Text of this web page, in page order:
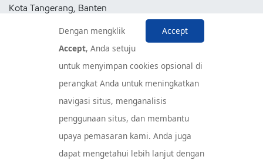
Kota Tangerang, Banten
Pusat Layanan Konsumen
Accept
Dengan mengklik
Accept, Anda setuju
untuk menyimpan cookies opsional di
perangkat Anda untuk meningkatkan
navigasi situs, menganalisis
penggunaan situs, dan membantu
upaya pemasaran kami. Anda juga
dapat mengetahui lebih lanjut dengan